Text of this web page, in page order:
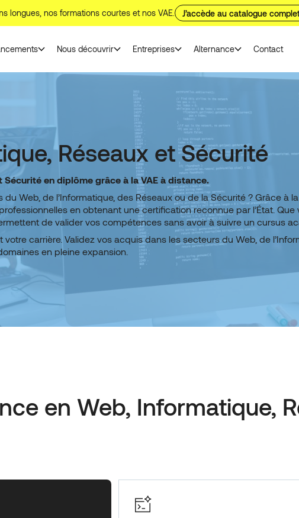
longues, nos formations courtes et nos VAE. J’accède au catalogue
Nous découvrir Entreprises Alternance Contact
Réseaux et Sécurité
en diplôme grâce à la VAE à distance.
Web, de l’Informatique, des Réseaux ou de la Sécurité ? Grâce à la
en obtenant une certification reconnue par l’État.
de valider vos compétences sans avoir à suivre un cursus
carrière. Validez vos acquis dans les secteurs du Web, de
en pleine expansion.
en Web, Informatique,